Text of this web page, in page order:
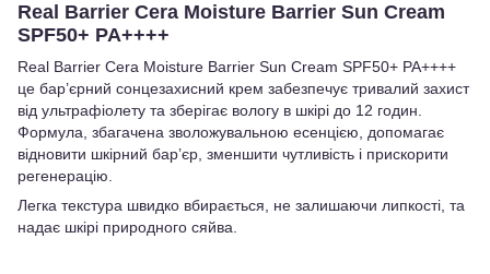
Real Barrier Cera Moisture Barrier Sun Cream
SPF50+ PA++++
Real Barrier Cera Moisture Barrier Sun Cream SPF50+ PA++++
це бар’єрний сонцезахисний крем забезпечує тривалий захист
від ультрафіолету та зберігає вологу в шкірі до 12 годин.
Формула, збагачена зволожувальною есенцією, допомагає
відновити шкірний бар’єр, зменшити чутливість і прискорити
регенерацію.
Легка текстура швидко вбирається, не залишаючи липкості, та
надає шкірі природного сяйва.